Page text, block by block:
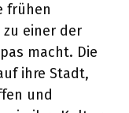
frühen
einer der
macht. Die
ihre Stadt,
und